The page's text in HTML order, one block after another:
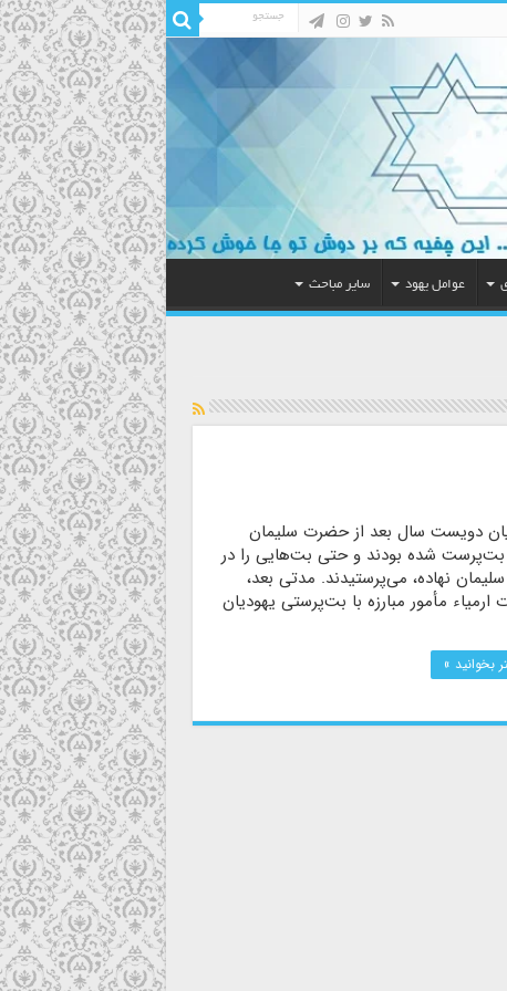
عوامل یهود سایر مباحث
دویست سال بعد از حضرت سلیمان
بت‌پرست شده بودند و حتی بت‌هایی را در
نهاده، می‌پرستیدند. مدتی بعد،
مأمور مبارزه با بت‌پرستی یهودیان
بخوانید »